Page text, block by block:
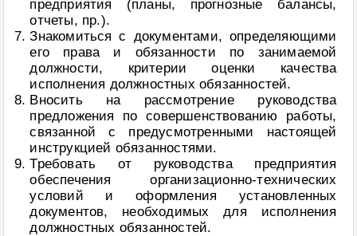
предприятия (планы, прогнозные балансы,
отчеты, пр.).
Знакомиться с документами, определяющими
его права и обязанности по занимаемой
должности, критерии оценки качества
исполнения должностных обязанностей.
Вносить на рассмотрение руководства
предложения по совершенствованию работы,
связанной с предусмотренными настоящей
инструкцией обязанностями.
Требовать от руководства предприятия
обеспечения организационно-технических
условий и оформления установленных
документов, необходимых для исполнения
должностных обязанностей.